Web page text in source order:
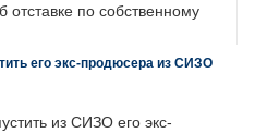
отставке по собственному
его экс-продюсера из СИЗО
из СИЗО его экс-